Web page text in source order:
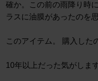
確か。この前の雨降り時
ラスに油膜があったのを
このアイテム。 購入した
10年以上だった気がします